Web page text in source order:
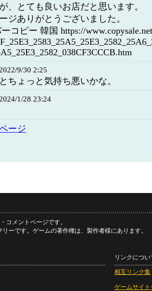
、とても良いお店だと思います。
ジありがとうございました。
コピー 韓国 https://
2022/9/30 2:25
ちょっと気持ち悪いかな。
2024/1/28 23:24
ージ
コメントページです。
ーです。ゲームの著作権は、製作者様にあります。
リンクについ
相互リンク集
ゲームサイト